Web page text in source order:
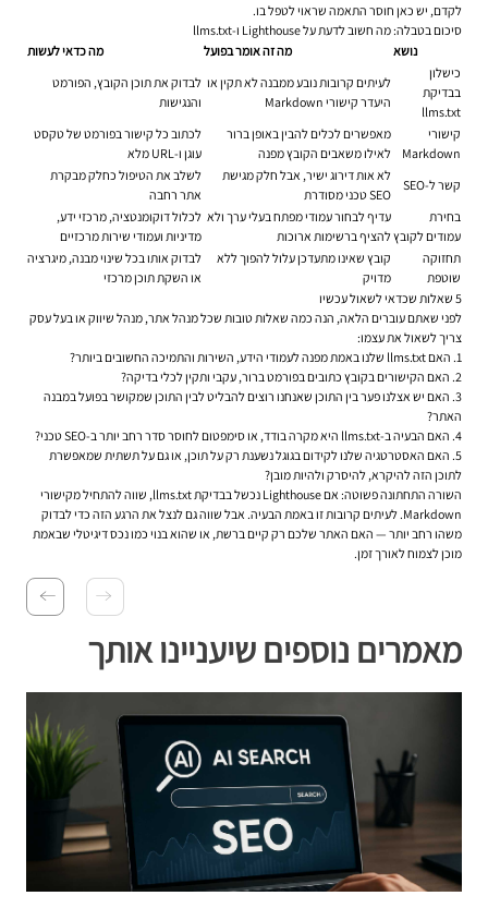
לקדם, יש כאן חוסר התאמה שראוי לטפל בו.
סיכום בטבלה: מה חשוב לדעת על Lighthouse ו-llms.txt
נושא
מה זה אומר בפועל
מה כדאי לעשות
כישלון
בבדיקת
llms.txt
לעיתים קרובות נובע ממבנה לא תקין או
היעדר קישורי Markdown
לבדוק את תוכן הקובץ, הפורמט
והנגישות
קישורי
Markdown
מאפשרים לכלים להבין באופן ברור
לאילו משאבים הקובץ מפנה
לכתוב כל קישור בפורמט של טקסט
עוגן ו-URL מלא
קשר ל-SEO
לא אות דירוג ישיר, אבל חלק מגישת
SEO טכני מסודרת
לשלב את הטיפול כחלק מבקרת
אתר רחבה
בחירת
עמודים לקובץ
עדיף לבחור עמודי מפתח בעלי ערך ולא
להציף ברשימות ארוכות
לכלול דוקומנטציה, מרכזי ידע,
מדיניות ועמודי שירות מרכזיים
תחזוקה
שוטפת
קובץ שאינו מתעדכן עלול להפוך ללא
מדויק
לבדוק אותו בכל שינוי מבנה, מיגרציה
או השקת תוכן מרכזי
5 שאלות שכדאי לשאול עכשיו
לפני שאתם עוברים הלאה, הנה כמה שאלות טובות שכל מנהל אתר, מנהל שיווק או בעל עסק
צריך לשאול את עצמו:
האם llms.txt שלנו באמת מפנה לעמודי הידע, השירות והתמיכה החשובים ביותר?
האם הקישורים בקובץ כתובים בפורמט ברור, עקבי ותקין לכלי בדיקה?
האם יש אצלנו פער בין התוכן שאנחנו רוצים להבליט לבין התוכן שמקושר בפועל במבנה
האתר?
האם הבעיה ב-llms.txt היא מקרה בודד, או סימפטום לחוסר סדר רחב יותר ב-SEO טכני?
האם האסטרטגיה שלנו לקידום בגוגל נשענת רק על תוכן, או גם על תשתית שמאפשרת
לתוכן הזה להיקרא, להיסרק ולהיות מובן?
השורה התחתונה פשוטה: אם Lighthouse נכשל בבדיקת llms.txt, שווה להתחיל מקישורי
Markdown. לעיתים קרובות זו באמת הבעיה. אבל שווה גם לנצל את הרגע הזה כדי לבדוק
משהו רחב יותר — האם האתר שלכם רק קיים ברשת, או שהוא בנוי כמו נכס דיגיטלי שבאמת
מוכן לצמוח לאורך זמן.
מאמרים נוספים שיעניינו אותך